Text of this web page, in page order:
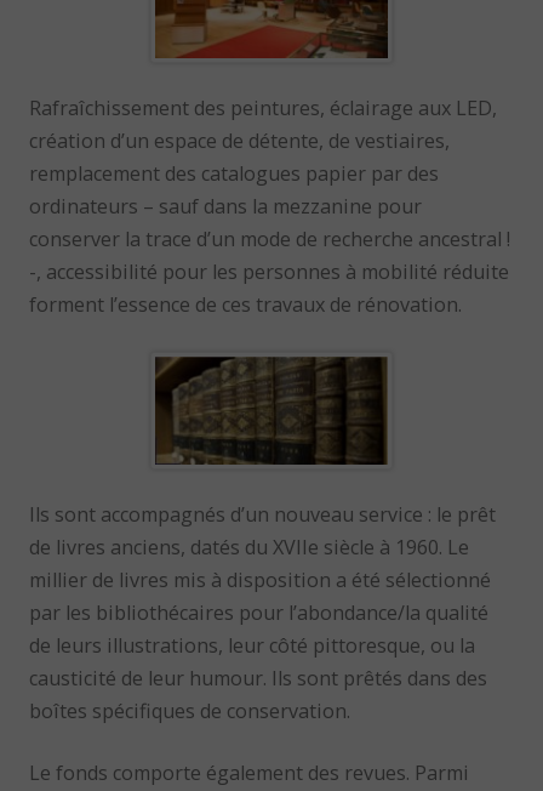
Rafraîchissement des peintures, éclairage aux LED,
création d’un espace de détente, de vestiaires,
remplacement des catalogues papier par des
ordinateurs – sauf dans la mezzanine pour
conserver la trace d’un mode de recherche ancestral !
-, accessibilité pour les personnes à mobilité réduite
forment l’essence de ces travaux de rénovation.
Ils sont accompagnés d’un nouveau service : le prêt
de livres anciens, datés du XVIIe siècle à 1960. Le
millier de livres mis à disposition a été sélectionné
par les bibliothécaires pour l’abondance/la qualité
de leurs illustrations, leur côté pittoresque, ou la
causticité de leur humour. Ils sont prêtés dans des
boîtes spécifiques de conservation.
Le fonds comporte également des revues. Parmi